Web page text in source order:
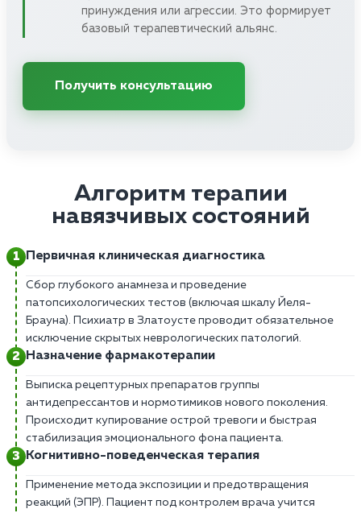
принуждения или агрессии. Это формирует
базовый терапевтический альянс.
Получить консультацию
Алгоритм терапии
навязчивых состояний
Первичная клиническая диагностика
Сбор глубокого анамнеза и проведение
патопсихологических тестов (включая шкалу Йеля-
Брауна). Психиатр в Златоусте проводит обязательное
исключение скрытых неврологических патологий.
Назначение фармакотерапии
Выписка рецептурных препаратов группы
антидепрессантов и нормотимиков нового поколения.
Происходит купирование острой тревоги и быстрая
стабилизация эмоционального фона пациента.
Когнитивно-поведенческая терапия
Применение метода экспозиции и предотвращения
реакций (ЭПР). Пациент под контролем врача учится